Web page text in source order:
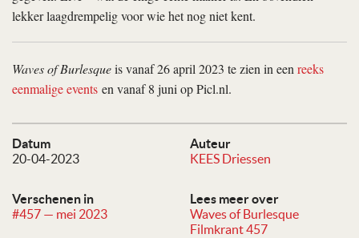
Datum
20-04-2023
Auteur
KEES Driessen
Verschenen in
#457 — mei 2023
Lees meer over
Waves of Burlesque
Filmkrant 457
lekker laagdrempelig voor wie het nog niet kent.
Waves of Burlesqueis vanaf 26 april 2023 te zien in een reeks
eenmalige events en vanaf 8 juni op Picl.nl.